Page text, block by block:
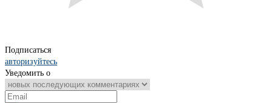
Подписаться
авторизуйтесь
Уведомить о